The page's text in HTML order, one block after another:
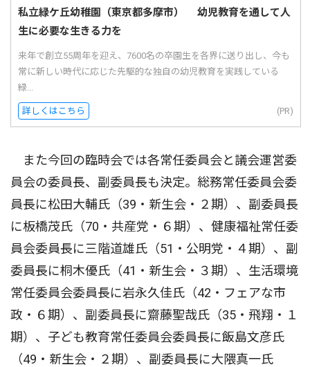
私立緑ケ丘幼稚園（東京都多摩市） 幼児教育を通して人
生に必要な生きる力を
来年で創立55周年を迎え、7600名の卒園生を各界に送り出し、今も
常に新しい時代に応じた先駆的な独自の幼児教育を実践している
緑...
詳しくはこちら (PR)
また今回の臨時会では各常任委員会と議会運営委
員会の委員長、副委員長も決定。総務常任委員会委
員長に松田大輔氏（39・新生会・２期）、副委員長
に板橋茂氏（70・共産党・６期）、健康福祉常任委
員会委員長に三階道雄氏（51・公明党・４期）、副
委員長に桐木優氏（41・新生会・３期）、生活環境
常任委員会委員長に岩永久佳氏（42・フェアな市
政・６期）、副委員長に齋藤聖哉氏（35・飛翔・１
期）、子ども教育常任委員会委員長に飯島文彦氏
（49・新生会・２期）、副委員長に大隈真一氏